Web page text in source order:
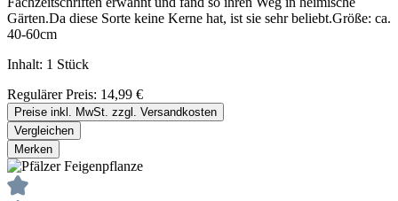
Gärten.Da diese Sorte keine Kerne hat, ist sie sehr beliebt.Größe: ca.
40-60cm
Inhalt: 1 Stück
Regulärer Preis: 14,99 €
Preise inkl. MwSt. zzgl. Versandkosten
Vergleichen
Merken